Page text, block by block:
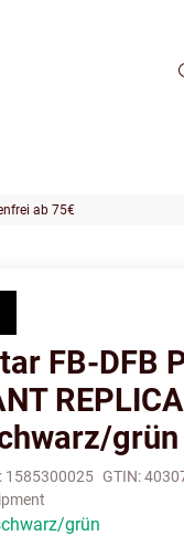
ab 75€
FB-DFB
grün
1585300025 GTIN:
grün